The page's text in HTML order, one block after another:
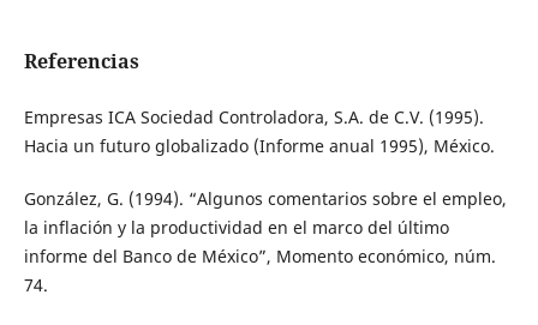
Referencias
Empresas ICA Sociedad Controladora, S.A. de C.V. (1995).
Hacia un futuro globalizado (Informe anual 1995), México.
González, G. (1994). “Algunos comentarios sobre el empleo,
la inflación y la productividad en el marco del último
informe del Banco de México”, Momento económico, núm.
74.